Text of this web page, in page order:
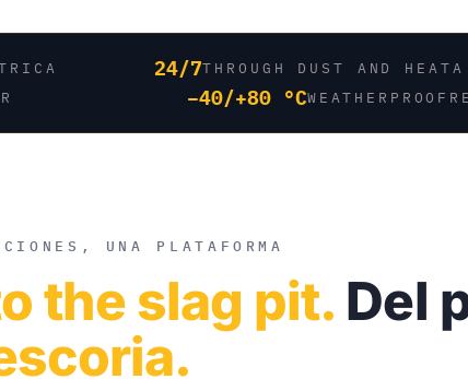
24/7THROUGH DUST AND HEAT
−40/+80 °CWEATHERPROOF
UNA PLATAFORMA
the slag pit. Del